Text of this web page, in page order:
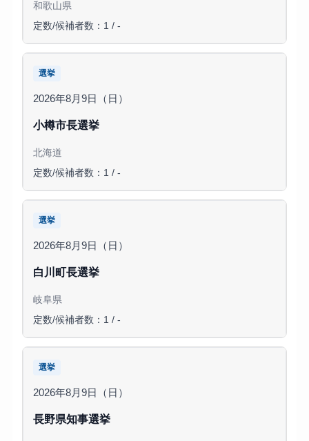
和歌山県
定数/候補者数：1 / -
選挙
2026年8月9日（日）
小樽市長選挙
北海道
定数/候補者数：1 / -
選挙
2026年8月9日（日）
白川町長選挙
岐阜県
定数/候補者数：1 / -
選挙
2026年8月9日（日）
長野県知事選挙